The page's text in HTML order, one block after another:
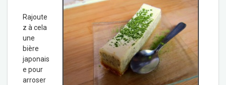
Rajoute
z à cela
une
bière
japonais
e pour
arroser